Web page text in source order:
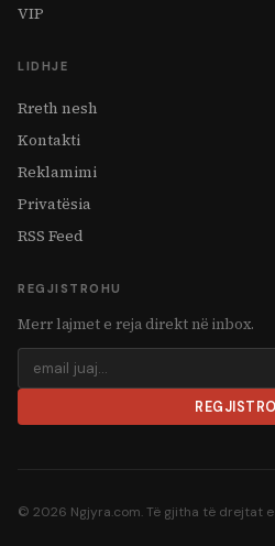
VIP
LIDHJE
Rreth nesh
Kontakti
Reklamimi
Privatësia
RSS Feed
REGJISTROHU
Merr lajmet e reja direkt në inbox.
© 2026 Ngjyra.com. Të gjitha të drejtat